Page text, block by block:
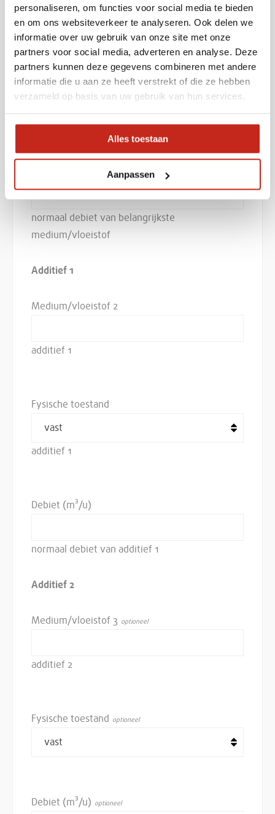
personaliseren, om functies voor social media te bieden
en om ons websiteverkeer te analyseren. Ook delen we
informatie over uw gebruik van onze site met onze
partners voor social media, adverteren en analyse. Deze
partners kunnen deze gegevens combineren met andere
informatie die u aan ze heeft verstrekt of die ze hebben
verzameld op basis van uw gebruik van hun services.
Alles toestaan
Aanpassen
belangrijkste medium/vloeistof
Fysische toestand
normaal debiet van belangrijkste
medium/vloeistof
Additief 1
Medium/vloeistof 2
additief 1
Fysische toestand
additief 1
Debiet (m³/u)
normaal debiet van additief 1
Additief 2
Medium/vloeistof 3
additief 2
Fysische toestand
Debiet (m³/u)